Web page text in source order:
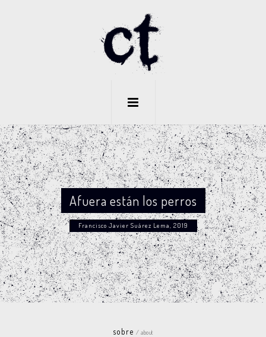
Afuera están los perros
Francisco Javier Suárez Lema, 2019
sobre/ about